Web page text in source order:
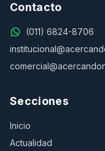
Contacto
(011) 6824-8706
Secciones
Inicio
Actualidad